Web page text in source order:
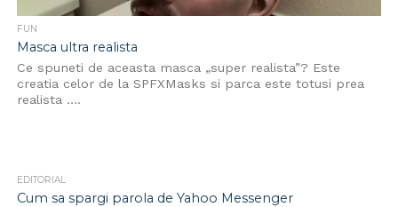
FUN
Masca ultra realista
Ce spuneti de aceasta masca „super realista”? Este
creatia celor de la SPFXMasks si parca este totusi prea
realista ….
EDITORIAL
Cum sa spargi parola de Yahoo Messenger